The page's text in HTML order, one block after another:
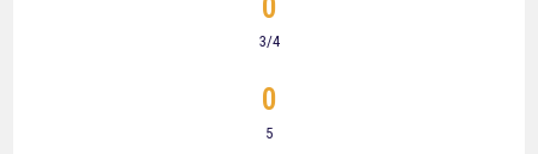
3/4
0
5
0